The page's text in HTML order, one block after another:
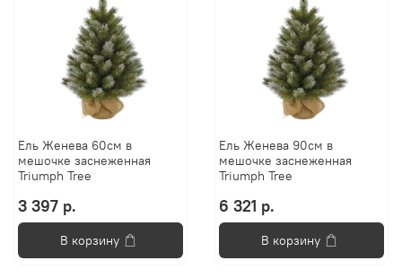
Ель Женева 60см в
мешочке заснеженная
Triumph Tree
3 397 р.
В корзину
Ель Женева 90см в
мешочке заснеженная
Triumph Tree
6 321 р.
В корзину